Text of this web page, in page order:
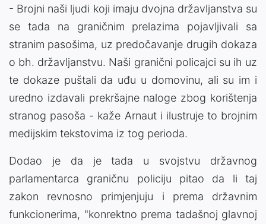
- Brojni naši ljudi koji imaju dvojna državljanstva su
se tada na graničnim prelazima pojavljivali sa
stranim pasošima, uz predočavanje drugih dokaza
o bh. državljanstvu. Naši granični policajci su ih uz
te dokaze puštali da uđu u domovinu, ali su im i
uredno izdavali prekršajne naloge zbog korištenja
stranog pasoša - kaže Arnaut i ilustruje to brojnim
medijskim tekstovima iz tog perioda.
Dodao je da je tada u svojstvu državnog
parlamentarca graničnu policiju pitao da li taj
zakon revnosno primjenjuju i prema državnim
funkcionerima, "konrektno prema tadašnoj glavnoj